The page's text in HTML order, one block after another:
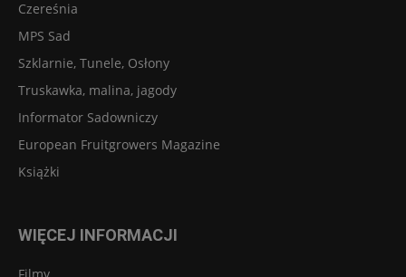
Czereśnia
MPS Sad
Szklarnie, Tunele, Osłony
Truskawka, malina, jagody
Informator Sadowniczy
European Fruitgrowers Magazine
Książki
WIĘCEJ INFORMACJI